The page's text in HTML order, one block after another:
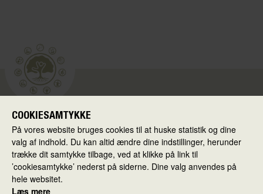
Skolen i Virkeligheden
Ballerup Kommune
Hold-an Vej 7
2750 Ballerup
COOKIESAMTYKKE
På vores website bruges cookies til at huske statistik og dine
valg af indhold. Du kan altid ændre dine indstillinger, herunder
trække dit samtykke tilbage, ved at klikke på link til
’cookiesamtykke’ nederst på siderne. Dine valg anvendes på
hele websitet.
Læs mere